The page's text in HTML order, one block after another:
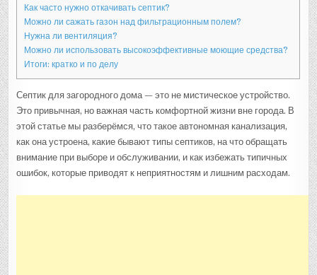
Как часто нужно откачивать септик?
Можно ли сажать газон над фильтрационным полем?
Нужна ли вентиляция?
Можно ли использовать высокоэффективные моющие средства?
Итоги: кратко и по делу
Септик для загородного дома — это не мистическое устройство.
Это привычная, но важная часть комфортной жизни вне города. В
этой статье мы разберёмся, что такое автономная канализация,
как она устроена, какие бывают типы септиков, на что обращать
внимание при выборе и обслуживании, и как избежать типичных
ошибок, которые приводят к неприятностям и лишним расходам.